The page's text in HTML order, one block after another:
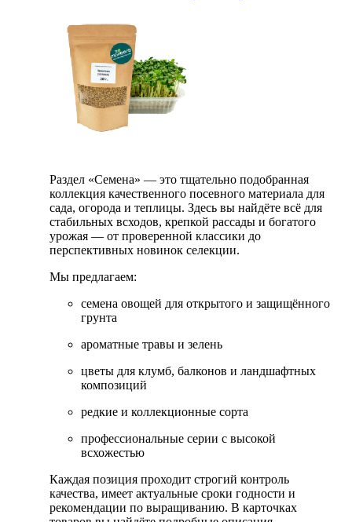
Раздел «Семена» — это тщательно подобранная
коллекция качественного посевного материала для
сада, огорода и теплицы. Здесь вы найдёте всё для
стабильных всходов, крепкой рассады и богатого
урожая — от проверенной классики до
перспективных новинок селекции.
Мы предлагаем:
семена овощей для открытого и защищённого
грунта
ароматные травы и зелень
цветы для клумб, балконов и ландшафтных
композиций
редкие и коллекционные сорта
профессиональные серии с высокой
всхожестью
Каждая позиция проходит строгий контроль
качества, имеет актуальные сроки годности и
рекомендации по выращиванию. В карточках